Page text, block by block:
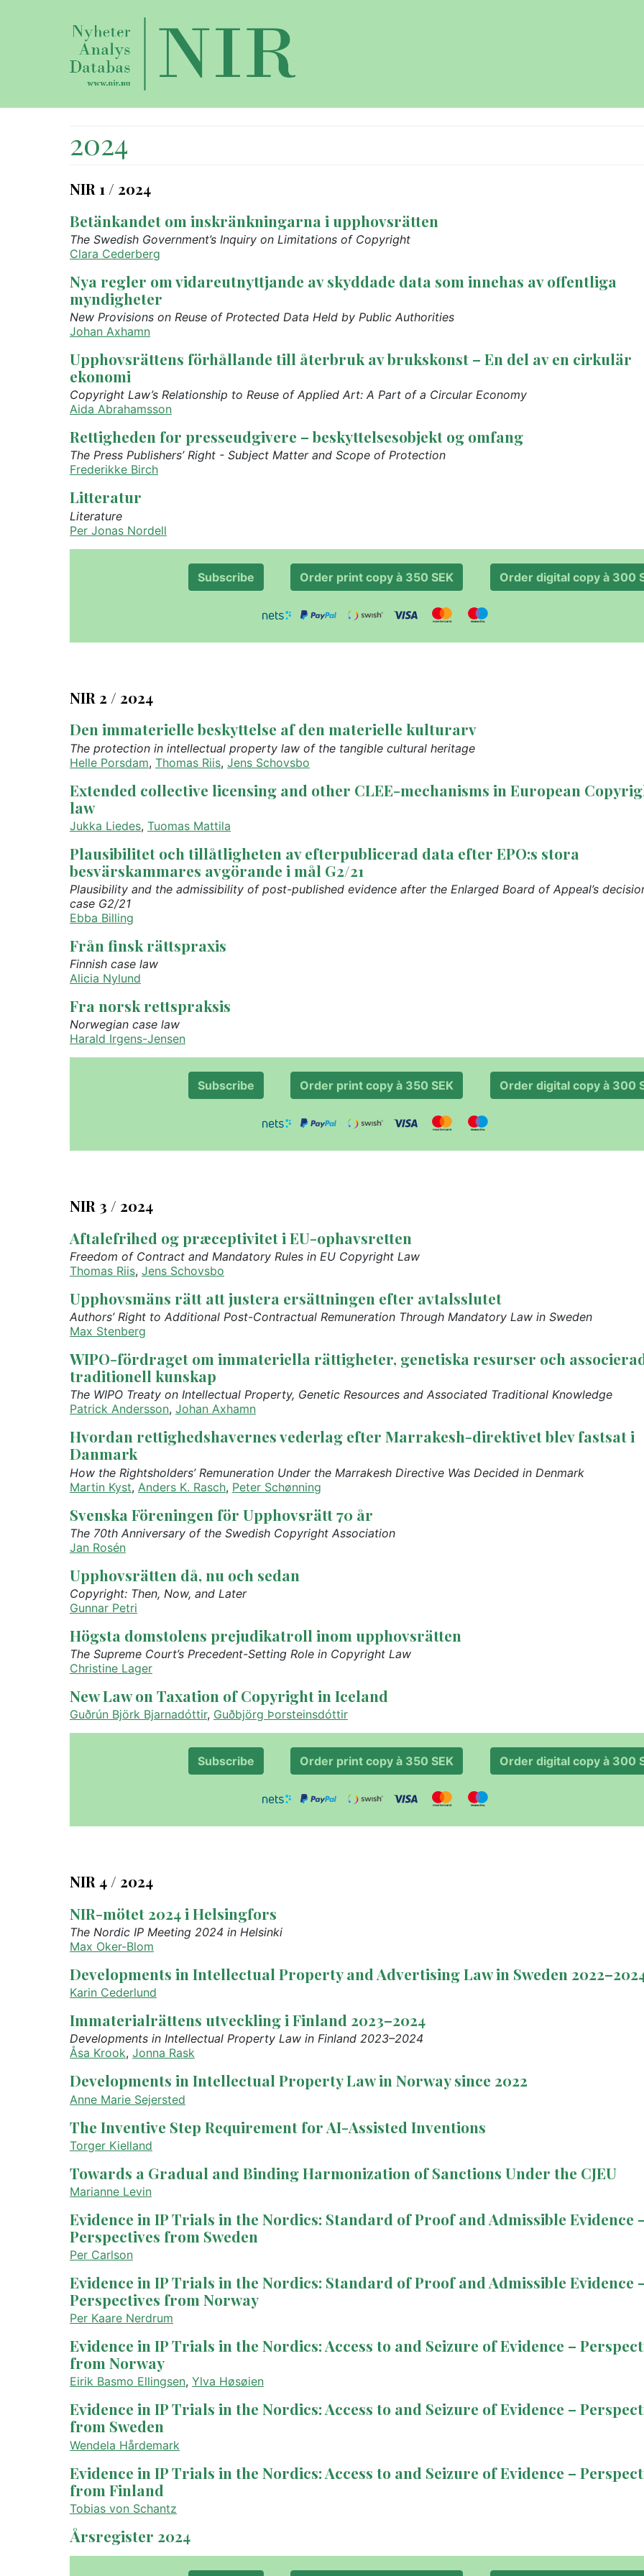
2024
NIR 1 / 2024
Betänkandet om inskränkningarna i upphovsrätten
The Swedish Government’s Inquiry on Limitations of Copyright
Clara Cederberg
Nya regler om vidareutnyttjande av skyddade data som innehas av offentliga
myndigheter
New Provisions on Reuse of Protected Data Held by Public Authorities
Johan Axhamn
Upphovsrättens förhållande till återbruk av brukskonst – En del av en cirkulär
ekonomi
Copyright Law’s Relationship to Reuse of Applied Art: A Part of a Circular Economy
Aida Abrahamsson
Rettigheden for presseudgivere – beskyttelsesobjekt og omfang
The Press Publishers’ Right - Subject Matter and Scope of Protection
Frederikke Birch
Litteratur
Literature
Per Jonas Nordell
Subscribe Order print copy à 350 SEK Order digital copy
NIR 2 / 2024
Den immaterielle beskyttelse af den materielle kulturarv
The protection in intellectual property law of the tangible cultural heritage
Helle Porsdam, Thomas Riis, Jens Schovsbo
Extended collective licensing and other CLEE-mechanisms in European
law
Jukka Liedes, Tuomas Mattila
Plausibilitet och tillåtligheten av efterpublicerad data efter EPO:s stora
besvärskammares avgörande i mål G2/21
Plausibility and the admissibility of post-published evidence after the Enlarged Board of Appeal’s
case G2/21
Ebba Billing
Från finsk rättspraxis
Finnish case law
Alicia Nylund
Fra norsk rettspraksis
Norwegian case law
Harald Irgens-Jensen
Subscribe Order print copy à 350 SEK Order digital copy
NIR 3 / 2024
Aftalefrihed og præceptivitet i EU-ophavsretten
Freedom of Contract and Mandatory Rules in EU Copyright Law
Thomas Riis, Jens Schovsbo
Upphovsmäns rätt att justera ersättningen efter avtalsslutet
Authors’ Right to Additional Post-Contractual Remuneration Through Mandatory Law in Sweden
Max Stenberg
WIPO-fördraget om immateriella rättigheter, genetiska resurser och
traditionell kunskap
The WIPO Treaty on Intellectual Property, Genetic Resources and Associated Traditional Knowledge
Patrick Andersson, Johan Axhamn
Hvordan rettighedshavernes vederlag efter Marrakesh-direktivet blev fastsat i
Danmark
How the Rightsholders’ Remuneration Under the Marrakesh Directive Was Decided in Denmark
Martin Kyst, Anders K. Rasch, Peter Schønning
Svenska Föreningen för Upphovsrätt 70 år
The 70th Anniversary of the Swedish Copyright Association
Jan Rosén
Upphovsrätten då, nu och sedan
Copyright: Then, Now, and Later
Gunnar Petri
Högsta domstolens prejudikatroll inom upphovsrätten
The Supreme Court’s Precedent-Setting Role in Copyright Law
Christine Lager
New Law on Taxation of Copyright in Iceland
Guðrún Björk Bjarnadóttir, Guðbjörg Þorsteinsdóttir
Subscribe Order print copy à 350 SEK Order digital copy
NIR 4 / 2024
NIR-mötet 2024 i Helsingfors
The Nordic IP Meeting 2024 in Helsinki
Max Oker-Blom
Developments in Intellectual Property and Advertising Law in Sweden
Karin Cederlund
Immaterialrättens utveckling i Finland 2023–2024
Developments in Intellectual Property Law in Finland 2023–2024
Åsa Krook, Jonna Rask
Developments in Intellectual Property Law in Norway since 2022
Anne Marie Sejersted
The Inventive Step Requirement for AI-Assisted Inventions
Torger Kielland
Towards a Gradual and Binding Harmonization of Sanctions Under the CJEU
Marianne Levin
Evidence in IP Trials in the Nordics: Standard of Proof and Admissible Evidence
Perspectives from Sweden
Per Carlson
Evidence in IP Trials in the Nordics: Standard of Proof and Admissible Evidence
Perspectives from Norway
Per Kaare Nerdrum
Evidence in IP Trials in the Nordics: Access to and Seizure of Evidence –
from Norway
Eirik Basmo Ellingsen, Ylva Høsøien
Evidence in IP Trials in the Nordics: Access to and Seizure of Evidence –
from Sweden
Wendela Hårdemark
Evidence in IP Trials in the Nordics: Access to and Seizure of Evidence –
from Finland
Tobias von Schantz
Årsregister 2024